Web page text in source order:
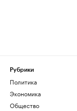
Рубрики
Политика
Экономика
Общество